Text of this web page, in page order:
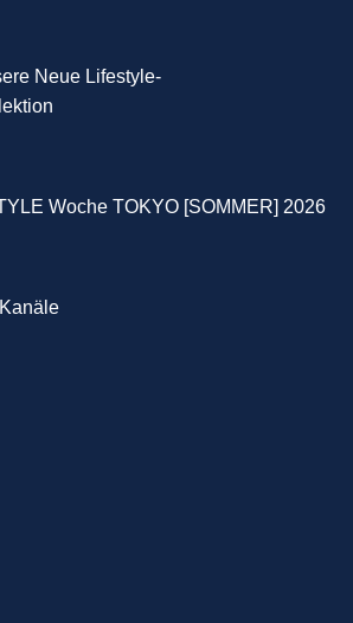
Neue Lifestyle-
Woche TOKYO [SOMMER] 2026